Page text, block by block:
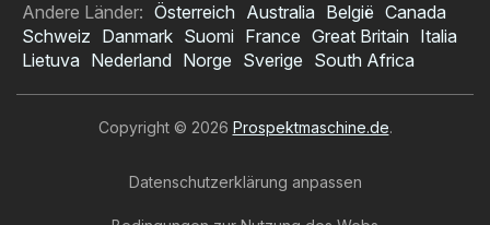
Andere Länder: Österreich Australia België Canada
Schweiz Danmark Suomi France Great Britain Italia
Lietuva Nederland Norge Sverige South Africa
Copyright © 2026 Prospektmaschine.de.
Datenschutzerklärung anpassen